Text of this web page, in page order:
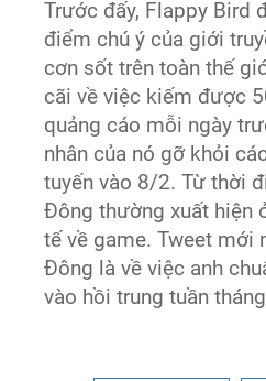
Trước đấy, Flappy Bird
điểm chú ý của giới
cơn sốt trên toàn thế
cãi về việc kiếm được
quảng cáo mỗi ngày
nhân của nó gỡ khỏi
tuyến vào 8/2. Từ thời
Đông thường xuất hiện
tế về game. Tweet mới
Đông là về việc anh
vào hồi trung tuần